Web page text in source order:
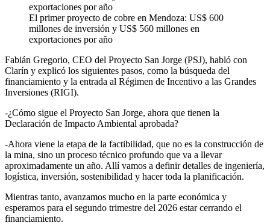
El primer proyecto de cobre en Mendoza: US$ 600
millones de inversión y US$ 560 millones en
exportaciones por año
Fabián Gregorio, CEO del Proyecto San Jorge (PSJ), habló con
Clarín y explicó los siguientes pasos, como la búsqueda del
financiamiento y la entrada al Régimen de Incentivo a las Grandes
Inversiones (RIGI).
-¿Cómo sigue el Proyecto San Jorge, ahora que tienen la
Declaración de Impacto Ambiental aprobada?
-Ahora viene la etapa de la factibilidad, que no es la construcción de
la mina, sino un proceso técnico profundo que va a llevar
aproximadamente un año. Allí vamos a definir detalles de ingeniería,
logística, inversión, sostenibilidad y hacer toda la planificación.
Mientras tanto, avanzamos mucho en la parte económica y
esperamos para el segundo trimestre del 2026 estar cerrando el
financiamiento.